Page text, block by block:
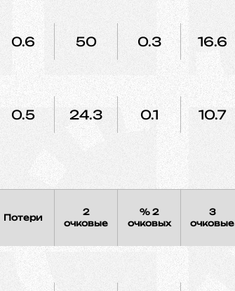
0.6 50 0.3 16.6
0.5 24.3 0.1 10.7
Потери
2
очковые
% 2
очковых
3
очковые